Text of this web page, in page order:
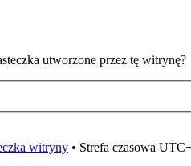
utworzone przez tę witrynę?
witryny • Strefa czasowa